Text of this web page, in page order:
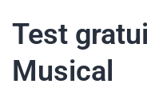
Test
Musical